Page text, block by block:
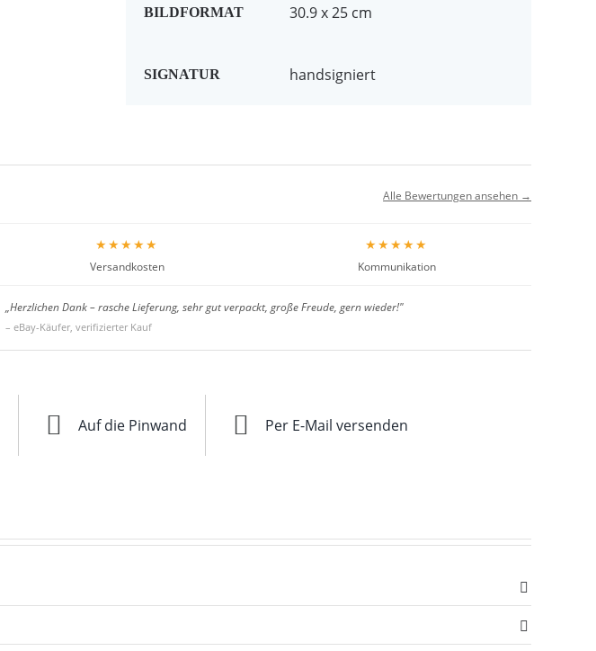
BILDFORMAT 30.9 x 25 cm
SIGNATUR handsigniert
Alle Bewertungen ansehen →
★★★★★
Versandkosten
★★★★★
Kommunikation
„Herzlichen Dank – rasche Lieferung, sehr gut verpackt, große Freude, gern wieder!"
– eBay-Käufer, verifizierter Kauf
Auf die Pinwand Per E-Mail versenden